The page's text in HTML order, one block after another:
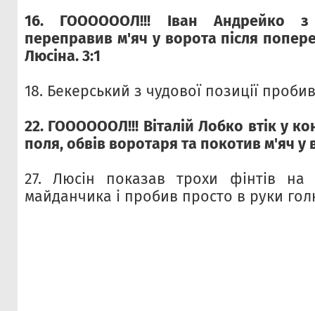
16. ГООООООЛ!!! Іван Андрейко з
переправив м'яч у ворота після
Люсіна. 3:1
18. Бекерський з чудової позиції
22. ГООООООЛ!!! Віталій Лобко втік у
поля, обвів воротаря та покотив м'яч у
27. Люсін показав трохи фінтів
майданчика і пробив просто в руки